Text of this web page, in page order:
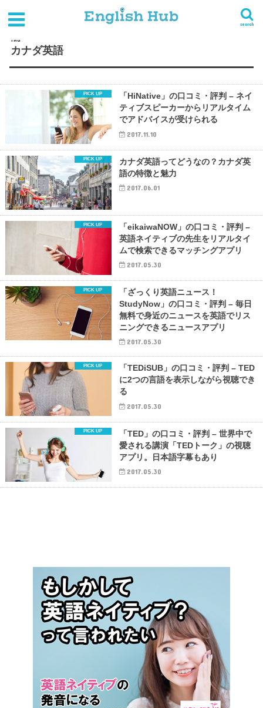
search
TAG
カナダ英語
「HiNative」の口コミ・評判 – ネイ
ティブスピーカーからリアルタイム
でアドバイスが受けられる
2017.11.10
カナダ英語ってどうなの？カナダ英
語の特徴と魅力
2017.06.01
「eikaiwaNOW」の口コミ・評判 –
英語ネイティブの先生をリアルタイ
ムで検索できるマッチングアプリ
2017.05.30
「ざっくり英語ニュース！
StudyNow」の口コミ・評判 – 毎日
無料で身近のニュースを英語でリス
ニングできるニュースアプリ
2017.05.30
「TEDiSUB」の口コミ・評判 – TED
に2つの言語を表示しながら視聴でき
る
2017.05.30
「TED」の口コミ・評判 – 世界中で
愛される講演「TEDトーク」の視聴
アプリ。日本語字幕もあり
2017.05.30